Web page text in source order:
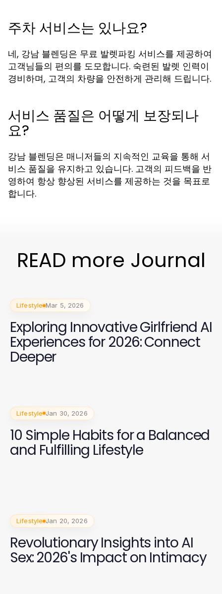
주차 서비스는 있나요?
네, 강남 블렌딩은 무료 발렛파킹 서비스를 제공하여
고객님들의 편의를 도모합니다. 숙련된 발렛 인력이
경비하며, 고객의 차량을 안전하게 관리해 드립니다.
서비스 품질은 어떻게 보장되나
요?
강남 블렌딩은 매니저들의 지속적인 교육을 통해 서
비스 품질을 유지하고 있습니다. 고객의 피드백을 반
영하여 항상 향상된 서비스를 제공하는 것을 목표로
합니다.
READ more Journal
Lifestyle Mar 5, 2026
Exploring Innovative Girlfriend AI
Experiences for 2026: Connect
Deeper
Lifestyle Jan 30, 2026
10 Simple Habits for a Balanced
and Fulfilling Lifestyle
Lifestyle Jan 20, 2026
Revolutionary Insights into AI
Sex: 2026's Impact on Intimacy